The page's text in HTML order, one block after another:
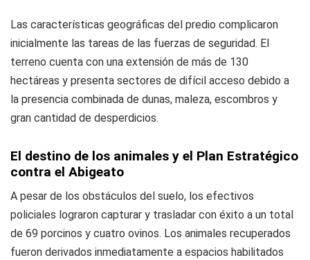
Las características geográficas del predio complicaron
inicialmente las tareas de las fuerzas de seguridad. El
terreno cuenta con una extensión de más de 130
hectáreas y presenta sectores de difícil acceso debido a
la presencia combinada de dunas, maleza, escombros y
gran cantidad de desperdicios.
El destino de los animales y el Plan Estratégico
contra el Abigeato
A pesar de los obstáculos del suelo, los efectivos
policiales lograron capturar y trasladar con éxito a un total
de 69 porcinos y cuatro ovinos. Los animales recuperados
fueron derivados inmediatamente a espacios habilitados